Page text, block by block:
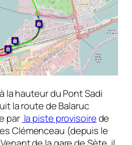
la hauteur du Pont Sadi
la route de Balaruc
par la piste provisoirede
Clémenceau (depuis le